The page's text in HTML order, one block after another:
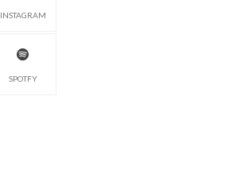
INSTAGRAM
SPOTFY